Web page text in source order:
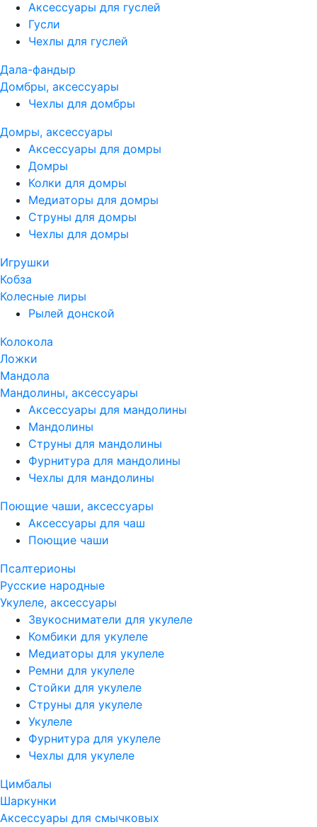
Аксессуары для гуслей
Гусли
Чехлы для гуслей
Дала-фандыр
Домбры, аксессуары
Чехлы для домбры
Домры, аксессуары
Аксессуары для домры
Домры
Колки для домры
Медиаторы для домры
Струны для домры
Чехлы для домры
Игрушки
Кобза
Колесные лиры
Рылей донской
Колокола
Ложки
Мандола
Мандолины, аксессуары
Аксессуары для мандолины
Мандолины
Струны для мандолины
Фурнитура для мандолины
Чехлы для мандолины
Поющие чаши, аксессуары
Аксессуары для чаш
Поющие чаши
Псалтерионы
Русские народные
Укулеле, аксессуары
Звукосниматели для укулеле
Комбики для укулеле
Медиаторы для укулеле
Ремни для укулеле
Стойки для укулеле
Струны для укулеле
Укулеле
Фурнитура для укулеле
Чехлы для укулеле
Цимбалы
Шаркунки
Аксессуары для смычковых